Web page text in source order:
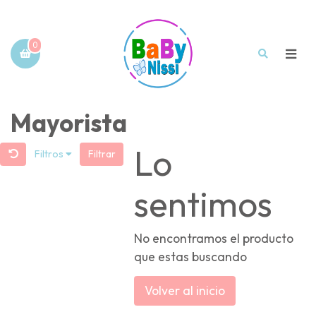
0
Mayorista
Filtros Filtrar
Lo
sentimos
No encontramos el producto
que estas buscando
Volver al inicio